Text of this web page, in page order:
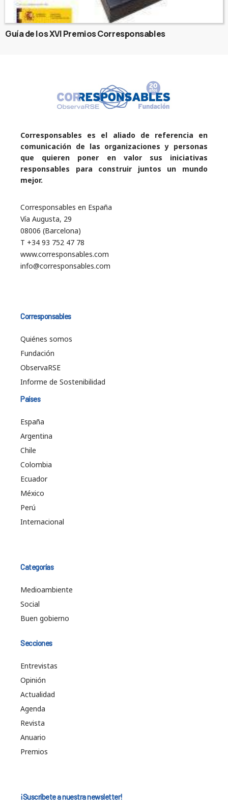
Guía de los XVI Premios Corresponsables
Corresponsables es el aliado de referencia en
comunicación de las organizaciones y personas
que quieren poner en valor sus iniciativas
responsables para construir juntos un mundo
mejor.
Corresponsables en España
Vía Augusta, 29
08006 (Barcelona)
T +34 93 752 47 78
www.corresponsables.com
info@corresponsables.com
Corresponsables
Quiénes somos
Fundación
ObservaRSE
Informe de Sostenibilidad
Países
España
Argentina
Chile
Colombia
Ecuador
México
Perú
Internacional
Categorías
Medioambiente
Social
Buen gobierno
Secciones
Entrevistas
Opinión
Actualidad
Agenda
Revista
Anuario
Premios
¡Suscríbete a nuestra newsletter!